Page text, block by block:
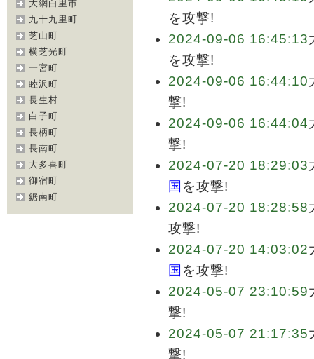
大網白里市
九十九里町
芝山町
横芝光町
一宮町
睦沢町
長生村
白子町
長柄町
長南町
大多喜町
御宿町
鋸南町
を攻撃!
2024-09-06 16:45:13
を攻撃!
2024-09-06 16:44:10
撃!
2024-09-06 16:44:04
撃!
2024-07-20 18:29:03
国 を攻撃!
2024-07-20 18:28:58
攻撃!
2024-07-20 14:03:02
国 を攻撃!
2024-05-07 23:10:59
撃!
2024-05-07 21:17:35
撃!